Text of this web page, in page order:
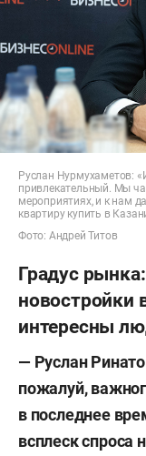
Руслан Нурмухаметов:
привлекательный. Мы
мероприятиях, и к нам
квартиру купить в
Фото: Андрей Титов
Градус
новостройки
интересны
— Руслан
пожалуй,
в последнее
всплеск